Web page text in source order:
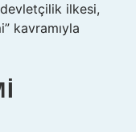
ilkesi,
kavramıyla